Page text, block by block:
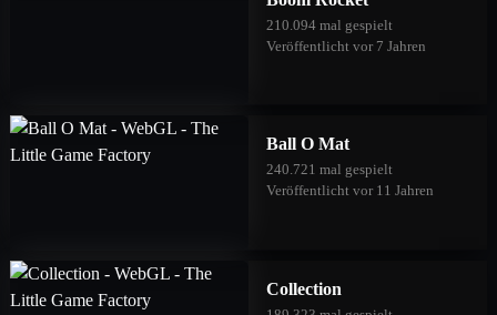
210.094 mal gespielt
Veröffentlicht vor 7 Jahren
Ball O Mat
240.721 mal gespielt
Veröffentlicht vor 11 Jahren
Collection